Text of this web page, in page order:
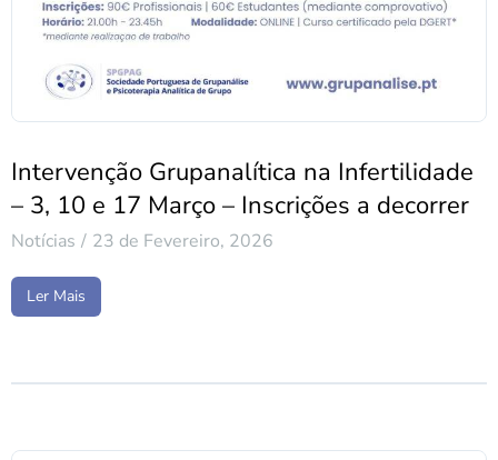
Intervenção Grupanalítica na Infertilidade
– 3, 10 e 17 Março – Inscrições a decorrer
Notícias 23 de Fevereiro, 2026
Ler Mais